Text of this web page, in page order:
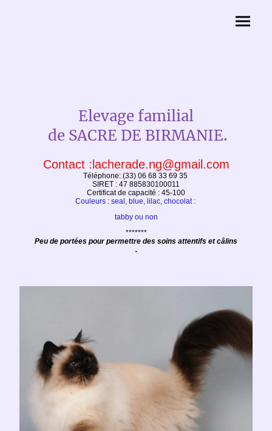
Elevage familial
de SACRE DE BIRMANIE.
Contact :lacherade.ng@gmail.com
Téléphone: (33) 06 68 33 69 35
SIRET : 47 885830100011
Certificat de capacité : 45-100
Couleurs : seal, blue, lilac, chocolat :
tabby ou non
*******
Peu de portées pour permettre des soins attentifs et câlins
.